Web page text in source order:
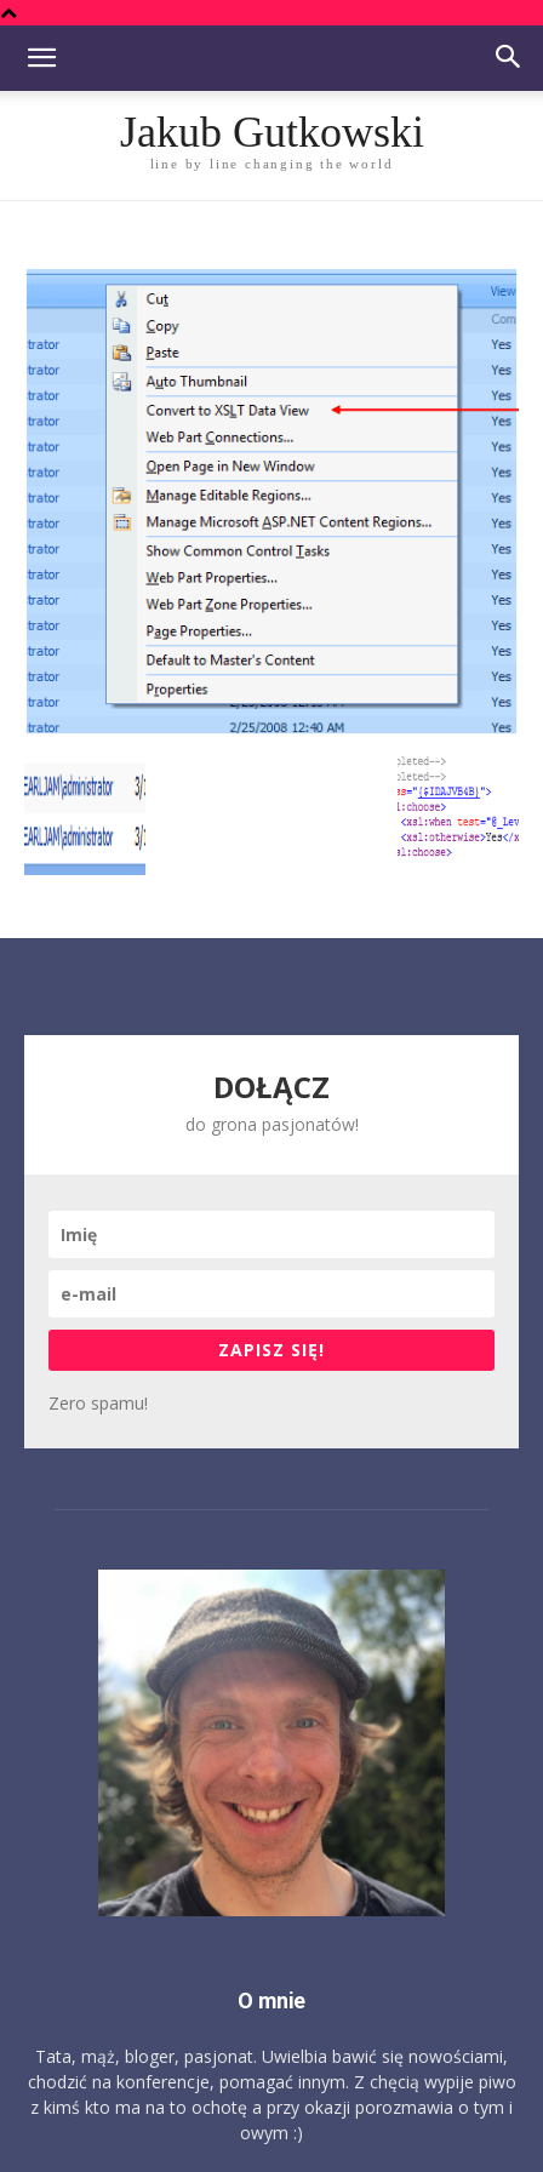
Jakub Gutkowski
line by line changing the world
DOŁĄCZ
do grona pasjonatów!
ZAPISZ SIĘ!
Zero spamu!
O mnie
Tata, mąż, bloger, pasjonat. Uwielbia bawić się nowościami,
chodzić na konferencje, pomagać innym. Z chęcią wypije piwo
z kimś kto ma na to ochotę a przy okazji porozmawia o tym i
owym :)